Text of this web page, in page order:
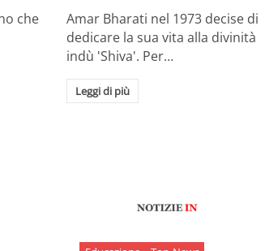
che
Amar Bharati nel 1973 decise di
dedicare la sua vita alla divinità
indù 'Shiva'. Per…
Leggi di più